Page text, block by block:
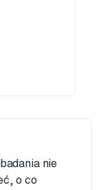
nie
o co